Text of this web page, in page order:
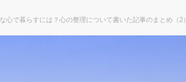
心で暮らすには？心の整理について書いた記事のまとめ（2）